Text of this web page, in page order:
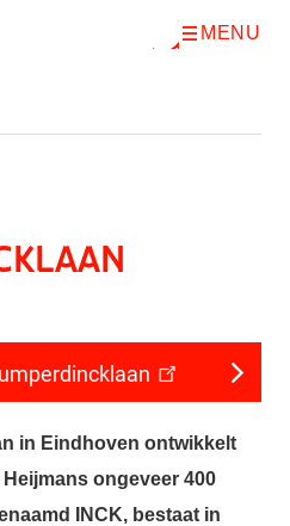
O
MENU
in Eindhoven ontwikkelt
ongeveer 400
INCK, bestaat in